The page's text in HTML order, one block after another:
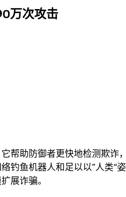
万次攻击
帮助防御者更快地检测欺诈，
钓鱼机器人和足以以“人类”姿
展诈骗。